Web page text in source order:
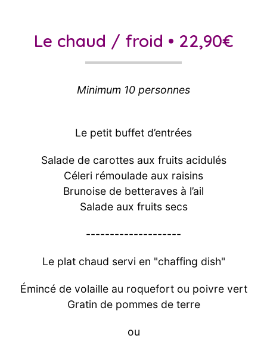
Le chaud / froid • 22,90€
Minimum 10 personnes
Le petit buffet d’entrées
Salade de carottes aux fruits acidulés
Céleri rémoulade aux raisins
Brunoise de betteraves à l’ail
Salade aux fruits secs
--------------------
Le plat chaud servi en "chaffing dish"
Émincé de volaille au roquefort ou poivre vert
Gratin de pommes de terre
ou